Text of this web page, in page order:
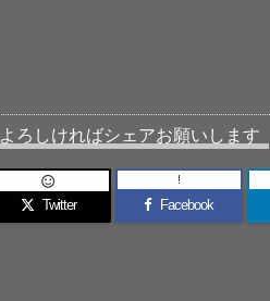
よろしければシェアお願いします
Twitter

Facebook
!